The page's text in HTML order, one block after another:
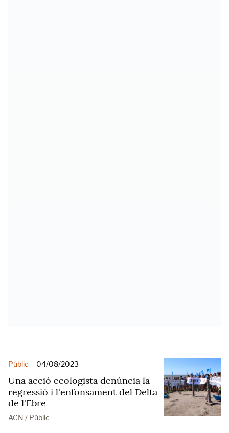
Públic - 04/08/2023
Una acció ecologista denúncia la
regressió i l'enfonsament del Delta
de l'Ebre
ACN / Públic